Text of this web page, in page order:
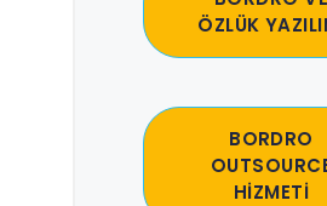
ÖZLÜK
BORDRO
HİZMETİ